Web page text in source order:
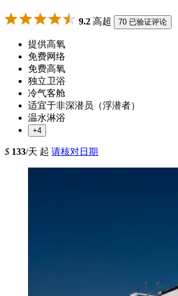
9.2 高超 70 已验证评论
提供高氧
免费网络
免费高氧
独立卫浴
冷气客舱
适宜于非深潜员（浮潜者）
温水淋浴
+4
$ 133/天 起 请核对日期